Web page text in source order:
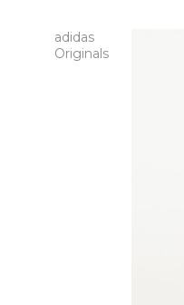
adidas
Originals